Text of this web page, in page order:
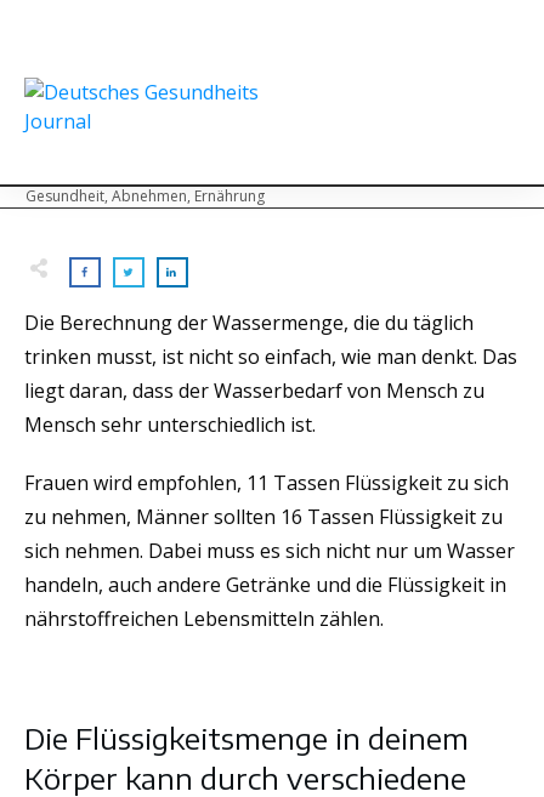
Gesundheit, Abnehmen, Ernährung
Die Berechnung der Wassermenge, die du täglich
trinken musst, ist nicht so einfach, wie man denkt. Das
liegt daran, dass der Wasserbedarf von Mensch zu
Mensch sehr unterschiedlich ist.
Frauen wird empfohlen, 11 Tassen Flüssigkeit zu sich
zu nehmen, Männer sollten 16 Tassen Flüssigkeit zu
sich nehmen. Dabei muss es sich nicht nur um Wasser
handeln, auch andere Getränke und die Flüssigkeit in
nährstoffreichen Lebensmitteln zählen.
Die Flüssigkeitsmenge in deinem
Körper kann durch verschiedene